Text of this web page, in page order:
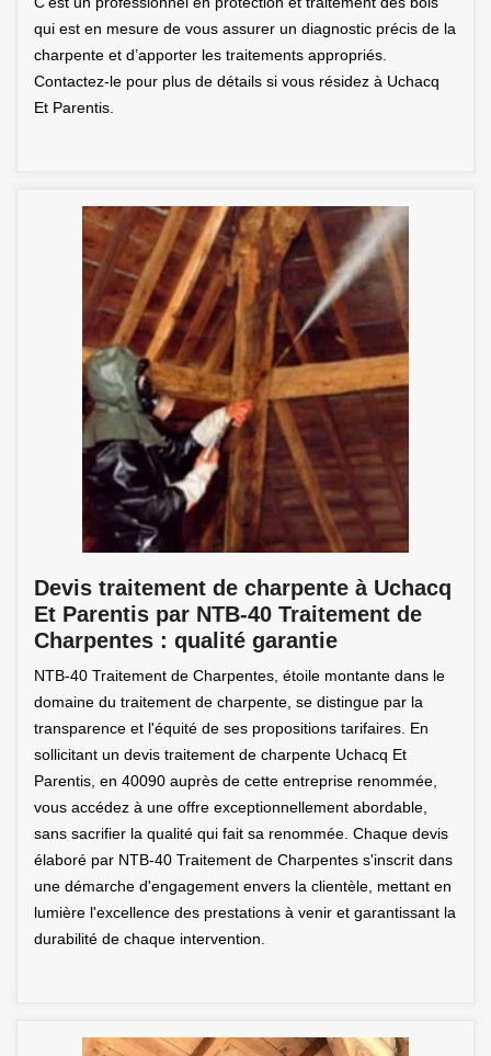
qui est en mesure de vous assurer un diagnostic précis de la
charpente et d’apporter les traitements appropriés.
Contactez-le pour plus de détails si vous résidez à Uchacq
Et Parentis.
Devis traitement de charpente à Uchacq
Et Parentis par NTB-40 Traitement de
Charpentes : qualité garantie
NTB-40 Traitement de Charpentes, étoile montante dans le
domaine du traitement de charpente, se distingue par la
transparence et l'équité de ses propositions tarifaires. En
sollicitant un devis traitement de charpente Uchacq Et
Parentis, en 40090 auprès de cette entreprise renommée,
vous accédez à une offre exceptionnellement abordable,
sans sacrifier la qualité qui fait sa renommée. Chaque devis
élaboré par NTB-40 Traitement de Charpentes s'inscrit dans
une démarche d'engagement envers la clientèle, mettant en
lumière l'excellence des prestations à venir et garantissant la
durabilité de chaque intervention.